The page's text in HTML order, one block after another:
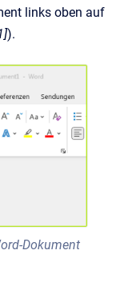
links oben auf
).
Dokument